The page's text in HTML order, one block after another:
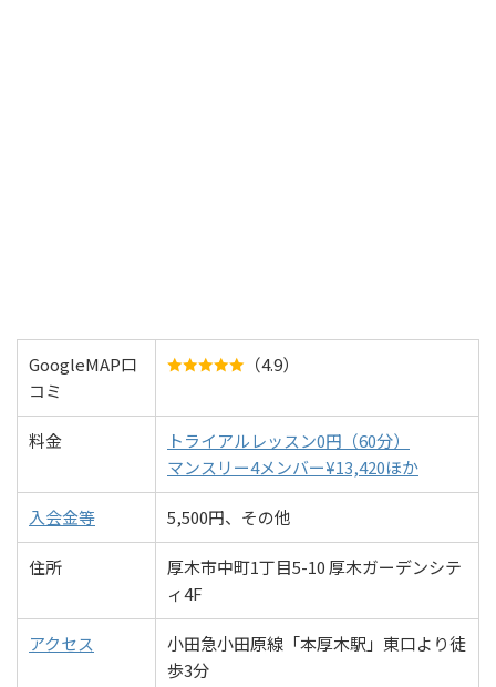
GoogleMAP口
コミ
（4.9）
料金
トライアルレッスン0円（60分）
マンスリー4メンバー¥13,420ほか
入会金等 5,500円、その他
住所
厚木市中町1丁目5-10 厚木ガーデンシテ
ィ4F
アクセス
小田急小田原線「本厚木駅」東口より徒
歩3分